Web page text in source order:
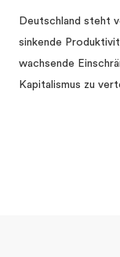
Deutschland steht
sinkende
wachsende
Kapitalismus zu